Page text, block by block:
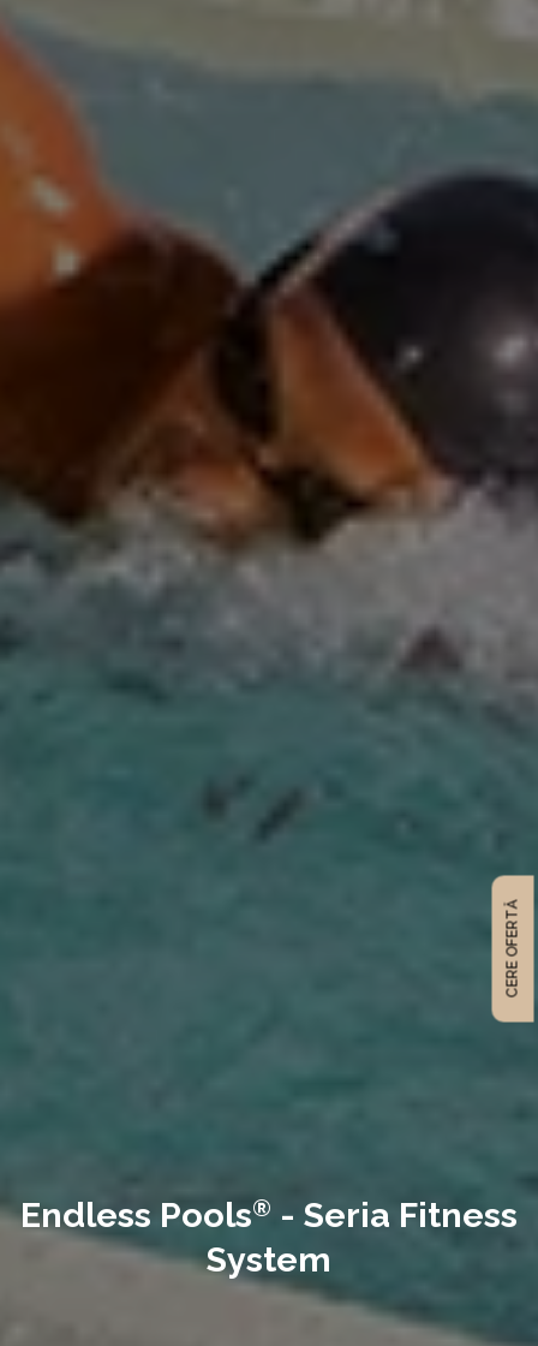
Endless Pools® - Seria Fitness
System
CERE OFERTĂ